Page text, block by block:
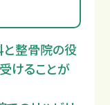
整骨院の役
けることが